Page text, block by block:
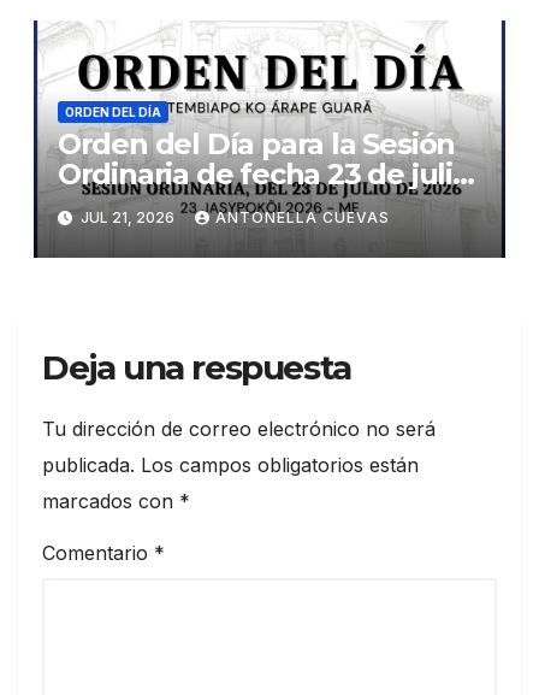
ORDEN DEL DÍA
Orden del Día para la Sesión
Ordinaria de fecha 23 de julio
de 2026
JUL 21, 2026 ANTONELLA CUEVAS
Deja una respuesta
Tu dirección de correo electrónico no será
publicada. Los campos obligatorios están
marcados con *
Comentario *